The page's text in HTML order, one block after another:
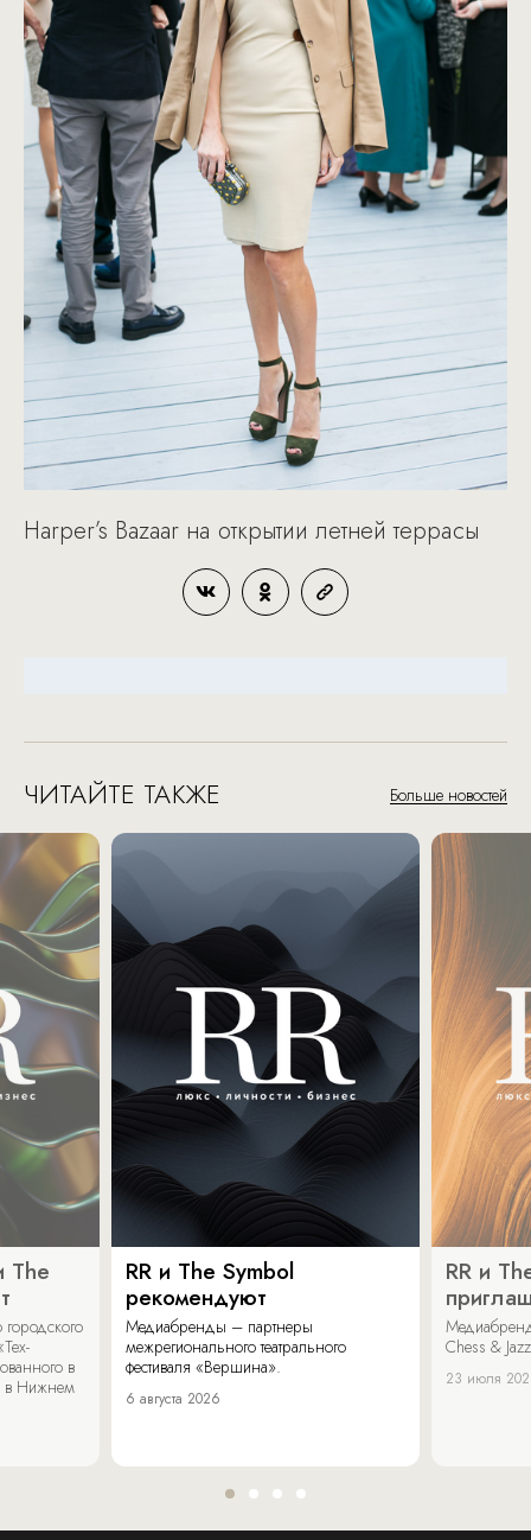
Harper’s Bazaar на открытии летней террасы
ЧИТАЙТЕ ТАКЖЕ Больше новостей
The
в
в Нижнем
RR и The Symbol
рекомендуют
Медиабренды – партнеры
межрегионального театрального
фестиваля «Вершина».
6 августа 2026
RR и
Chess &
23 июля